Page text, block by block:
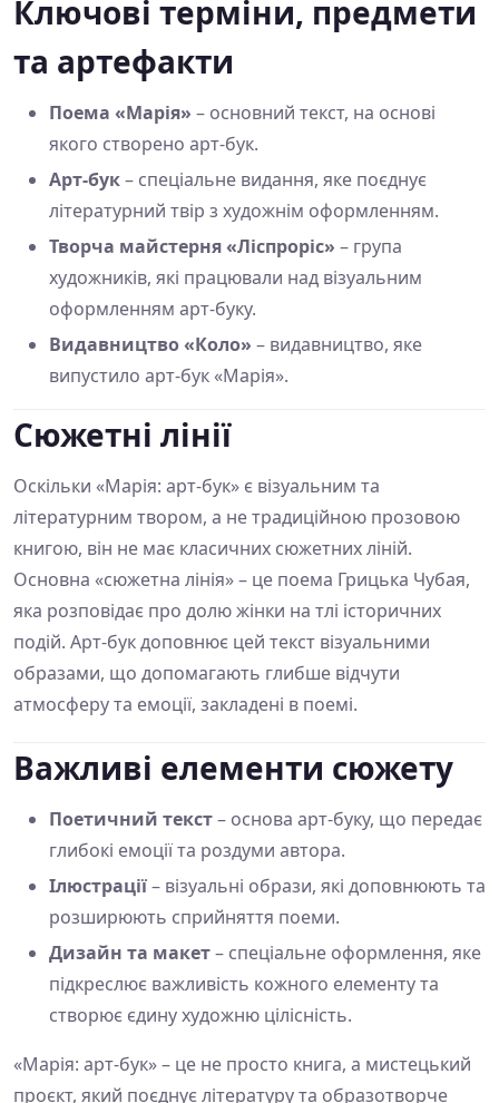
Ключові терміни, предмети
та артефакти
Поема «Марія» – основний текст, на основі
якого створено арт-бук.
Арт-бук– спеціальне видання, яке поєднує
літературний твір з художнім оформленням.
Творча майстерня «Ліспроріс» – група
художників, які працювали над візуальним
оформленням арт-буку.
Видавництво «Коло» – видавництво, яке
випустило арт-бук «Марія».
Сюжетні лінії
Оскільки «Марія: арт-бук» є візуальним та
літературним твором, а не традиційною прозовою
книгою, він не має класичних сюжетних ліній.
Основна «сюжетна лінія» – це поема Грицька Чубая,
яка розповідає про долю жінки на тлі історичних
подій. Арт-бук доповнює цей текст візуальними
образами, що допомагають глибше відчути
атмосферу та емоції, закладені в поемі.
Важливі елементи сюжету
Поетичний текст– основа арт-буку, що передає
глибокі емоції та роздуми автора.
Ілюстрації– візуальні образи, які доповнюють та
розширюють сприйняття поеми.
Дизайн та макет– спеціальне оформлення, яке
підкреслює важливість кожного елементу та
створює єдину художню цілісність.
«Марія: арт-бук» – це не просто книга, а мистецький
проєкт, який поєднує літературу та образотворче